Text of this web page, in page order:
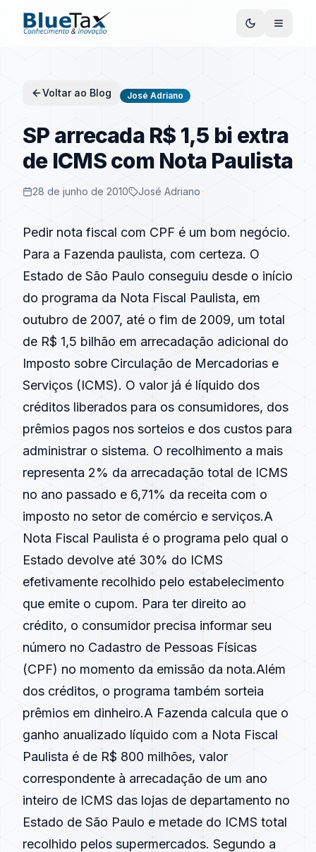
Voltar ao Blog José Adriano
SP arrecada R$ 1,5 bi extra
de ICMS com Nota Paulista
28 de junho de 2010 José Adriano
Pedir nota fiscal com CPF é um bom negócio.
Para a Fazenda paulista, com certeza. O
Estado de São Paulo conseguiu desde o início
do programa da Nota Fiscal Paulista, em
outubro de 2007, até o fim de 2009, um total
de R$ 1,5 bilhão em arrecadação adicional do
Imposto sobre Circulação de Mercadorias e
Serviços (ICMS). O valor já é líquido dos
créditos liberados para os consumidores, dos
prêmios pagos nos sorteios e dos custos para
administrar o sistema. O recolhimento a mais
representa 2% da arrecadação total de ICMS
no ano passado e 6,71% da receita com o
imposto no setor de comércio e serviços.A
Nota Fiscal Paulista é o programa pelo qual o
Estado devolve até 30% do ICMS
efetivamente recolhido pelo estabelecimento
que emite o cupom. Para ter direito ao
crédito, o consumidor precisa informar seu
número no Cadastro de Pessoas Físicas
(CPF) no momento da emissão da nota.Além
dos créditos, o programa também sorteia
prêmios em dinheiro.A Fazenda calcula que o
ganho anualizado líquido com a Nota Fiscal
Paulista é de R$ 800 milhões, valor
correspondente à arrecadação de um ano
inteiro de ICMS das lojas de departamento no
Estado de São Paulo e metade do ICMS total
recolhido pelos supermercados. Segundo a